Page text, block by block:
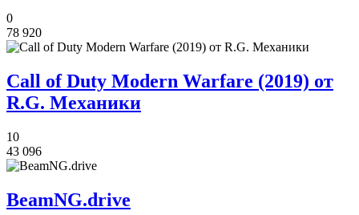
0
78 920
Call of Duty Modern Warfare (2019) от
R.G. Механики
10
43 096
BeamNG.drive